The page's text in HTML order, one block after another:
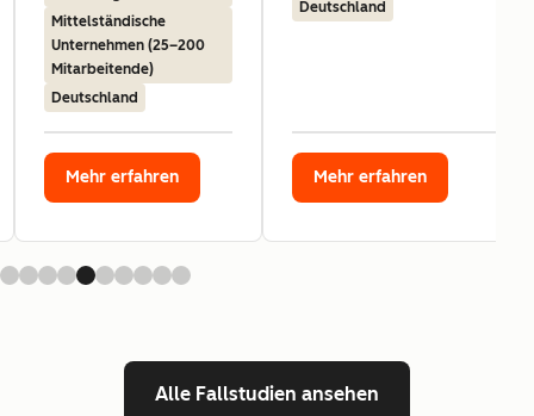
Mittelständische
Unternehmen (25–200
Mitarbeitende)
Deutschland
Mehr erfahren
Deutschland
Mehr erfahren
Alle Fallstudien ansehen